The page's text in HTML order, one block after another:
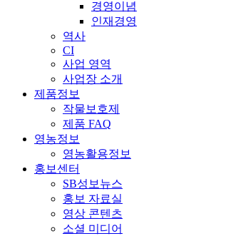
경영이념
인재경영
역사
CI
사업 영역
사업장 소개
제품정보
작물보호제
제품 FAQ
영농정보
영농활용정보
홍보센터
SB성보뉴스
홍보 자료실
영상 콘텐츠
소셜 미디어